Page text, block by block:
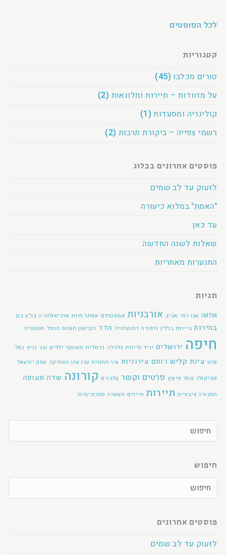
לכל הפוסטים
קטגוריות
טורים מכלבו (45)
על מזוודות – תיירות ומלונאות (2)
קולינריה ומסעדות (1)
רשמי צפייה – ביקורת תרבות (2)
פוסטים אחרונים בבלוג
לזעוק עד לב שמים
"האמת" במלוא כיעורה
עד כאן
שאלות לשנה החדשה
התנערות מאחריות
תגיות
IMTM אבו רמי אביב אורבניות אמסטרדם אסתר חיות ארכיאולוגיה בג"צ בזן
בחירות ביירות ברלין גרמניה דמוקרטיה הדר הקישון חומוס הנמל חומוסיה
חיפה ירושלים יריד תיירות כלכלה כרמלית משחקי ילדים נגב נגיף נמל
סרט עינת קליש רותם עירוניות עיר תחתית עכו עכו העתיקה עמק יזרעאל
פוניקולר פחד פיצוץ פרטים וקשר צלבנים קורונה שדה תעופה
תחבורה ציבורית תיירות תיירים תעשיה פטרוכימית
חיפוש
פוסטים אחרונים
לזעוק עד לב שמים